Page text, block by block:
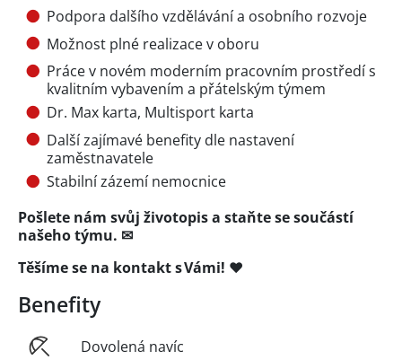
Podpora dalšího vzdělávání a osobního rozvoje
Možnost plné realizace v oboru
Práce v novém moderním pracovním prostředí s
kvalitním vybavením a přátelským týmem
Dr. Max karta, Multisport karta
Další zajímavé benefity dle nastavení
zaměstnavatele
Stabilní zázemí nemocnice
Pošlete nám svůj životopis a staňte se součástí
našeho týmu. ✉
Těšíme se na kontakt s Vámi! ❤️
Benefity
Dovolená navíc